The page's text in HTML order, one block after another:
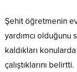
Şehit öğretmenin
yardımcı olduğunu
kaldıkları
çalıştıklarını belirtti.